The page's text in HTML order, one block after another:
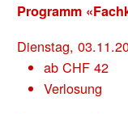
Programm
Dienstag,
ab CHF42
Verlosung